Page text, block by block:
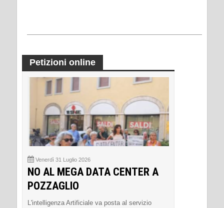
Petizioni online
Venerdì 31 Luglio 2026
NO AL MEGA DATA CENTER A
POZZAGLIO
L'intelligenza Artificiale va posta al servizio